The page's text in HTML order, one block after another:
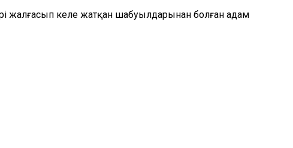
жалғасып келе жатқан шабуылдарынан болған адам